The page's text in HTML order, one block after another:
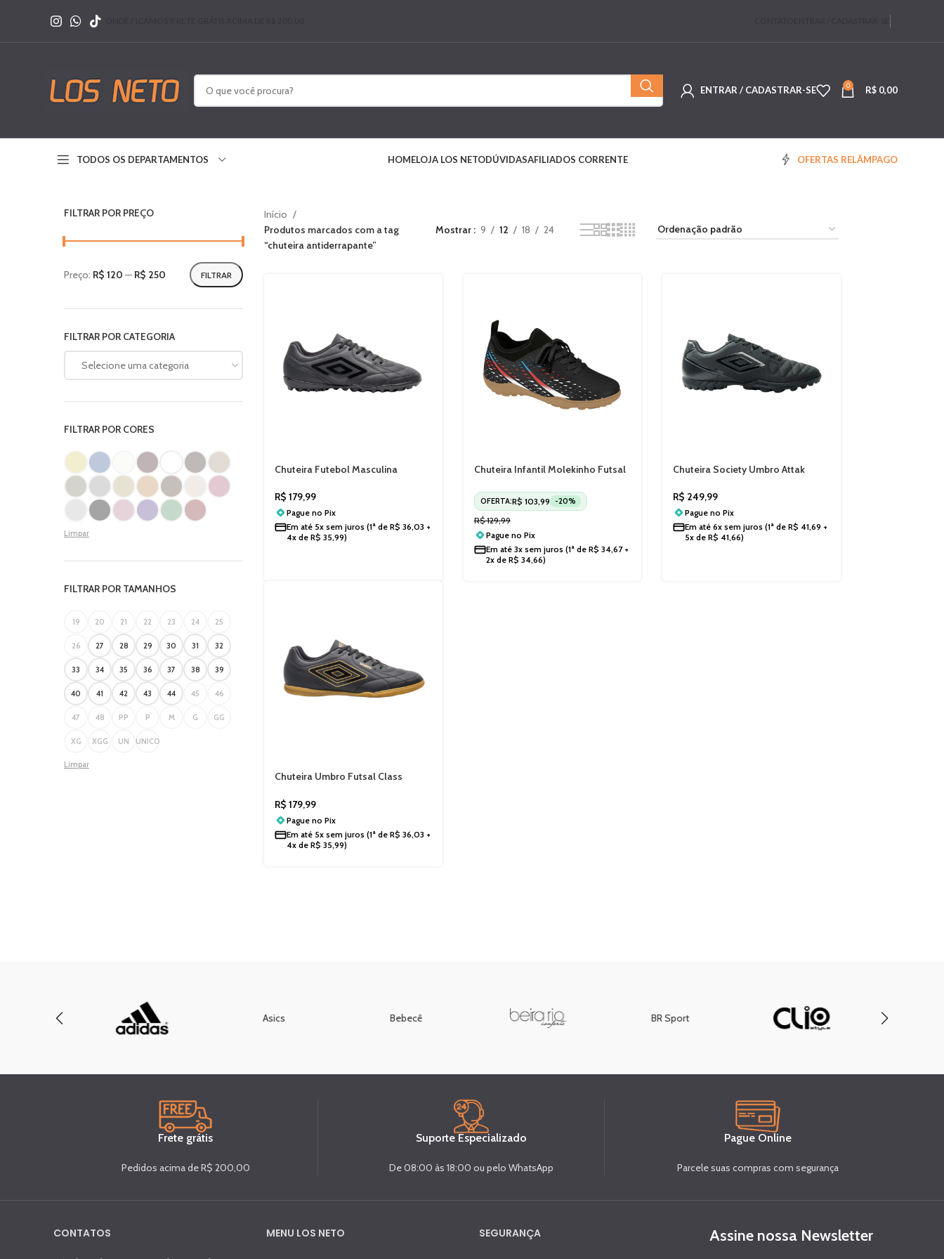
ENTRAR / CADASTRAR-SE 0 R$ 0,00
TODOS OS DEPARTAMENTOS HOMELOJA LOS NETODÚVIDASAFILIADOS CORRENTE OFERTAS RELÂMPAGO
FILTRAR POR PREÇO
FILTRAR
Preço: R$ 120 — R$ 250
FILTRAR POR CATEGORIA
Selecione uma categoria
FILTRAR POR CORES
Limpar
FILTRAR POR TAMANHOS
19 20 21 22 23 24 25
26 27 28 29 30 31 32
33 34 35 36 37 38 39
40 41 42 43 44 45 46
47 48 PP P M G GG
XG XGG UN UNICO
Limpar
Início
Produtos marcados com a tag
“chuteira antiderrapante”
Mostrar 9 12 18 24
Chuteira Futebol Masculina
R$ 179,99
Pague no Pix
Em até 5x sem juros (1ª de R$ 36,03 +
4x de R$ 35,99)
Chuteira Infantil Molekinho Futsal
OFERTA:R$ 103,99 -20%
R$129,99
Pague no Pix
Em até 3x sem juros(1ª de R$ 34,67+
2x de R$ 34,66)
Chuteira Society Umbro Attak
Visual Clássico Esportivo Futebol
U01FB072
R$ 249,99
Pague noPix
Em até6x sem juros (1ª deR$ 41,69 +
5x deR$ 41,66)
Chuteira Umbro Futsal Class
R$ 179,99
Pague no Pix
Em até 5x sem juros (1ª de R$ 36,03 +
4x de R$ 35,99)
Asics Bebecê BR Sport
Frete grátis
Pedidos acima de R$ 200,00
Suporte Especializado
De 08:00 às 18:00 ou pelo WhatsApp
Pague Online
Parcele suas compras com segurança
CONTATOS MENU LOS NETO SEGURANÇA Assine nossa Newsletter